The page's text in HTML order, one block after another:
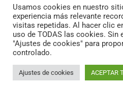
© 2025 Ganadería
Usamos cookies en nuestro
experiencia más relevante
visitas repetidas. Al hacer clic
uso de TODAS las cookies. Sin
"Ajustes de cookies" para
controlado.
Ajustes de cookies ACEPTAR